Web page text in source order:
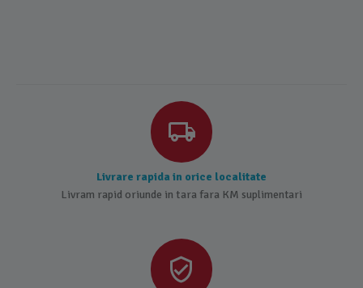
Livrare rapida in orice localitate
Livram rapid oriunde in tara fara KM suplimentari